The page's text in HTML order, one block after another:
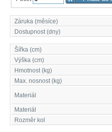
Záruka (měsíce)
Dostupnost (dny)
Šířka (cm)
Výška (cm)
Hmotnost (kg)
Max. nosnost (kg)
Materiál
Materiál
Rozměr kol